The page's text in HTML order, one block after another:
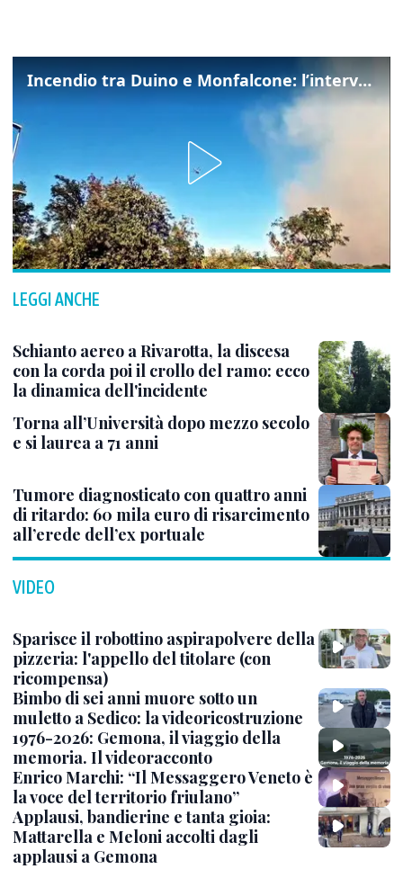
Incendio tra Duino e Monfalcone: l’intervento dei vigili del fuoco
LEGGI ANCHE
Schianto aereo a Rivarotta, la discesa
con la corda poi il crollo del ramo: ecco
la dinamica dell'incidente
Torna all’Università dopo mezzo secolo
e si laurea a 71 anni
Tumore diagnosticato con quattro anni
di ritardo: 60 mila euro di risarcimento
all’erede dell’ex portuale
VIDEO
Sparisce il robottino aspirapolvere della
pizzeria: l'appello del titolare (con
ricompensa)
Bimbo di sei anni muore sotto un
muletto a Sedico: la videoricostruzione
1976-2026: Gemona, il viaggio della
memoria. Il videoracconto
Enrico Marchi: “Il Messaggero Veneto è
la voce del territorio friulano”
Applausi, bandierine e tanta gioia:
Mattarella e Meloni accolti dagli
applausi a Gemona